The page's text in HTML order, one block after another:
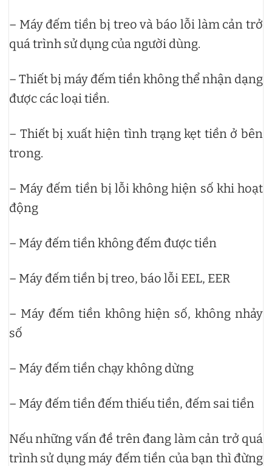
– Máy đếm tiền bị treo và báo lỗi làm cản trở
quá trình sử dụng của người dùng.
– Thiết bị máy đếm tiền không thể nhận dạng
được các loại tiền.
– Thiết bị xuất hiện tình trạng kẹt tiền ở bên
trong.
– Máy đếm tiền bị lỗi không hiện số khi hoạt
động
– Máy đếm tiền không đếm được tiền
– Máy đếm tiền bị treo, báo lỗi EEL, EER
– Máy đếm tiền không hiện số, không nhảy
số
– Máy đếm tiền chạy không dừng
– Máy đếm tiền đếm thiếu tiền, đếm sai tiền
Nếu những vấn đề trên đang làm cản trở quá
trình sử dụng máy đếm tiền của bạn thì đừng